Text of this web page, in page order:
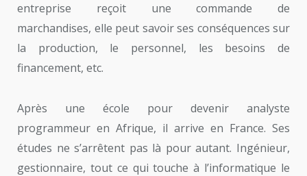
entreprise reçoit une commande de
marchandises, elle peut savoir ses conséquences sur
la production, le personnel, les besoins de
financement, etc.
Après une école pour devenir analyste
programmeur en Afrique, il arrive en France. Ses
études ne s’arrêtent pas là pour autant. Ingénieur,
gestionnaire, tout ce qui touche à l’informatique le